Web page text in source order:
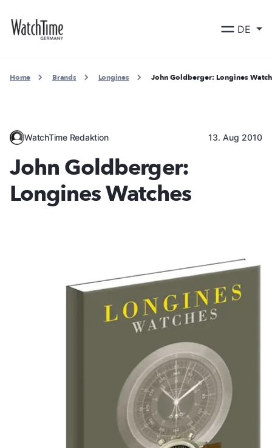
DE
Home Brands Longines John Goldberger: Longines
WatchTime Redaktion 13. Aug 2010
John Goldberger:
Longines Watches